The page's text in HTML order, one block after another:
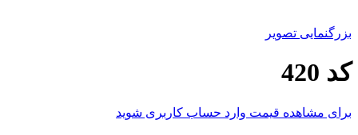
بزرگنمایی تصویر
کد 420
برای مشاهده قیمت وارد حساب کاربری شوید